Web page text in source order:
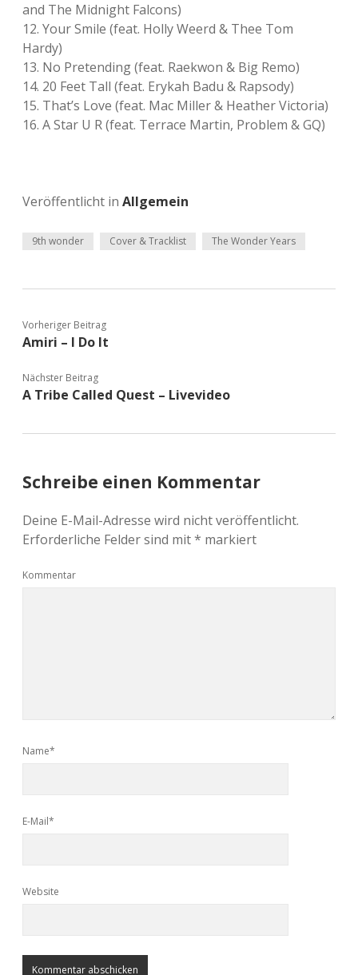
and The Midnight Falcons)
12. Your Smile (feat. Holly Weerd & Thee Tom
Hardy)
13. No Pretending (feat. Raekwon & Big Remo)
14. 20 Feet Tall (feat. Erykah Badu & Rapsody)
15. That’s Love (feat. Mac Miller & Heather Victoria)
16. A Star U R (feat. Terrace Martin, Problem & GQ)
Veröffentlicht in Allgemein
9th wonder Cover & Tracklist The Wonder Years
Vorheriger Beitrag
Amiri – I Do It
Nächster Beitrag
A Tribe Called Quest – Livevideo
Schreibe einen Kommentar
Deine E-Mail-Adresse wird nicht veröffentlicht.
Erforderliche Felder sind mit* markiert
Kommentar
Name*
E-Mail*
Website